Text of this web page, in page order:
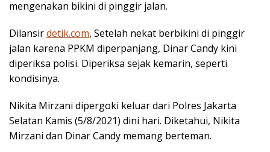
mengenakan bikini di pinggir jalan.
Dilansirdetik.com, Setelah nekat berbikini di pinggir
jalan karena PPKM diperpanjang, Dinar Candy kini
diperiksa polisi. Diperiksa sejak kemarin, seperti
kondisinya.
Nikita Mirzani dipergoki keluar dari Polres Jakarta
Selatan Kamis (5/8/2021) dini hari. Diketahui, Nikita
Mirzani dan Dinar Candy memang berteman.